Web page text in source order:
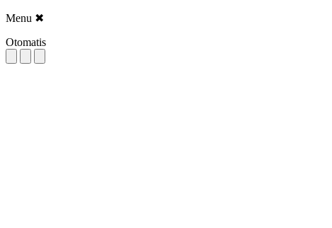
Menu ✖
Otomatis